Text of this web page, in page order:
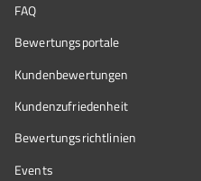
FAQ
Bewertungsportale
Kundenbewertungen
Kundenzufriedenheit
Bewertungs­richtlinien
Events